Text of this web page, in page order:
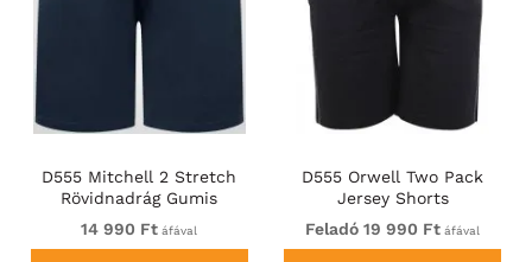
D555 Mitchell 2 Stretch
Rövidnadrág Gumis
Derékkal Sötétkék
14 990 Ft áfával
D555 Orwell Two Pack
Jersey Shorts
Feladó 19 990 Ft áfával